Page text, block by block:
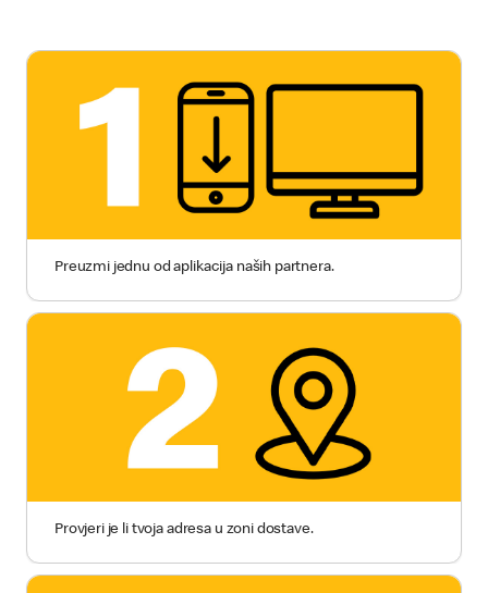
Preuzmi jednu od aplikacija naših partnera.
Provjeri je li tvoja adresa u zoni dostave.